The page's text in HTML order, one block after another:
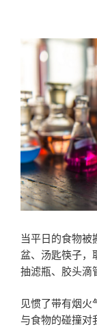
当平日的食物被
盆、汤匙筷子，
抽滤瓶、胶头
见惯了带有烟
与食物的碰撞对